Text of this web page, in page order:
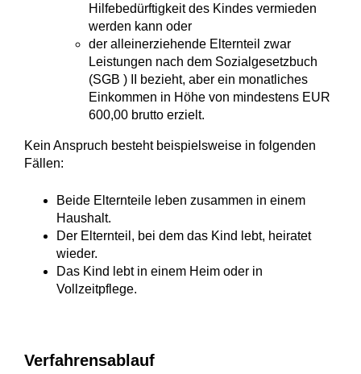
Hilfebedürftigkeit des Kindes vermieden
werden kann oder
der alleinerziehende Elternteil zwar
Leistungen nach dem Sozialgesetzbuch
(SGB ) II bezieht, aber ein monatliches
Einkommen in Höhe von mindestens EUR
600,00 brutto erzielt.
Kein Anspruch besteht beispielsweise in folgenden
Fällen:
Beide Elternteile leben zusammen in einem
Haushalt.
Der Elternteil, bei dem das Kind lebt, heiratet
wieder.
Das Kind lebt in einem Heim oder in
Vollzeitpflege.
Verfahrensablauf